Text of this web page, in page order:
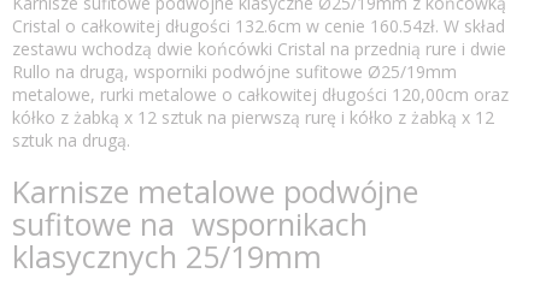
Cristal o całkowitej długości 132.6cm w cenie 160.54zł. W skład
zestawu wchodzą dwie końcówki Cristal na przednią rure i dwie
Rullo na drugą, wsporniki podwójne sufitowe Ø25/19mm
metalowe, rurki metalowe o całkowitej długości 120,00cm oraz
kółko z żabką x 12 sztuk na pierwszą rurę i kółko z żabką x 12
sztuk na drugą.
Karnisze metalowe podwójne
sufitowe na wspornikach
klasycznych 25/19mm